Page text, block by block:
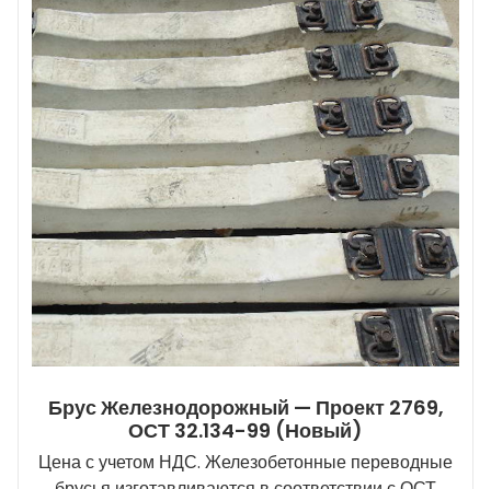
Брус Железнодорожный — Проект 2769,
ОСТ 32.134-99 (новый)
Цена с учетом НДС. Железобетонные переводные